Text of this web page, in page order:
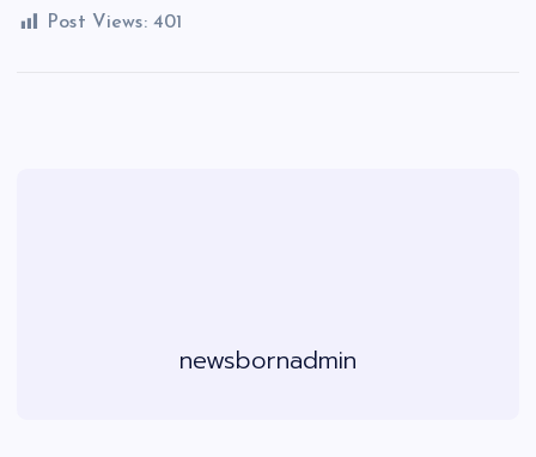
Post Views: 401
newsbornadmin